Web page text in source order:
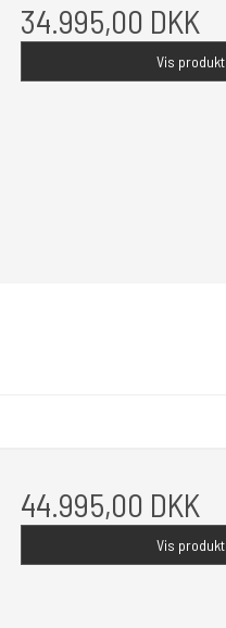
34.995,00 DKK
Vis produkt
44.995,00 DKK
Vis produkt